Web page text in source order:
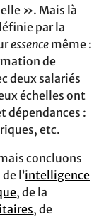
». Mais là
par la
essence même :
de
deux salariés
échelles ont
dépendances :
etc.
concluons
de l’intelligence
, de la
, de